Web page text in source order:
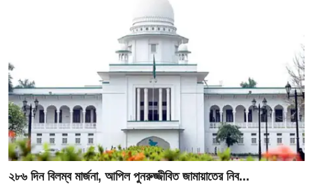
২৮৬ দিন বিলম্ব মার্জনা, আপিল পুনরুজ্জীবিত জামায়াতের নিব...